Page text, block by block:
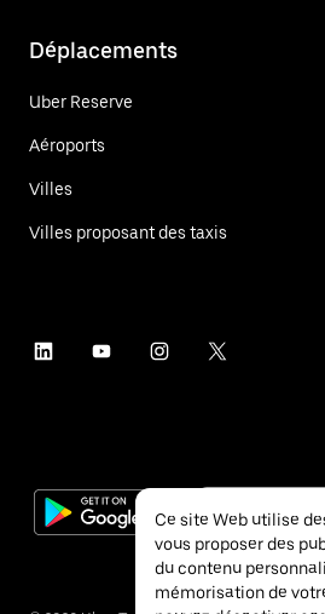
Déplacements
Uber Reserve
Aéroports
Villes
Villes proposant des taxis
Ce site Web utilise
vous proposer des
du contenu
mémorisation de